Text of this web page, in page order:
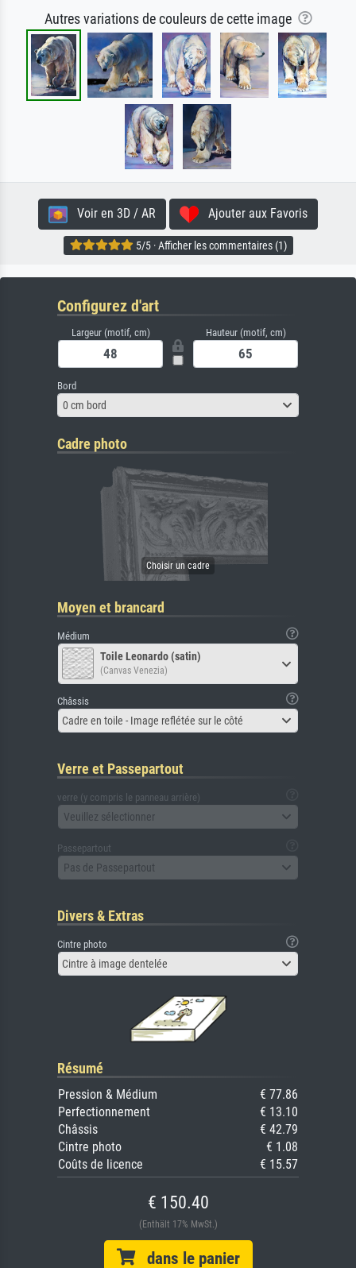
Autres variations de couleurs de cette image
Voir en 3D / AR Ajouter aux Favoris
5/5 · Afficher les commentaires (1)
Configurez d'art
Largeur (motif, cm) Hauteur (motif, cm)
Bord
0 cm bord
Cadre photo
Moyen et brancard
Médium
Toile Leonardo (satin)
(Canvas Venezia)
Châssis
Cadre en toile - Image reflétée sur le côté
Verre et Passepartout
verre (y compris le panneau arrière)
Veuillez sélectionner
Passepartout
Pas de Passepartout
Divers & Extras
Cintre photo
Cintre à image dentelée
Résumé
Pression & Médium
€ 77.86
Perfectionnement
€ 13.10
Châssis
€ 42.79
Cintre photo
€ 1.08
Coûts de licence
€ 15.57
€ 150.40
(Enthält 17% MwSt.)
dans le panier